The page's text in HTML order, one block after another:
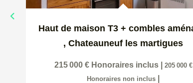
, Chateauneuf les martigues
215 000 € Honoraires inclus
205 000 €
Honoraires non inclus